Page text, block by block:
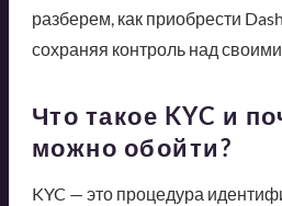
разберем, как приобрести
сохраняя контроль над
Что такое KYC и
можно обойти?
KYC — это процедура